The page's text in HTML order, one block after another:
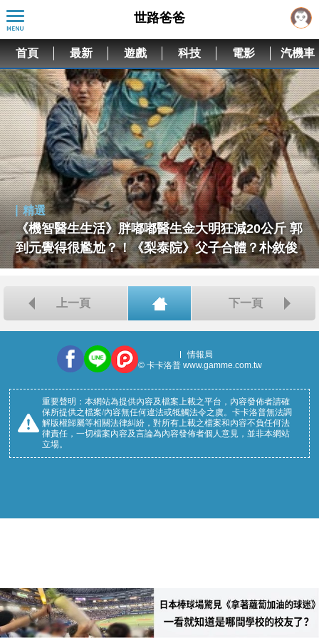
世路爸爸
首頁 最新 遊戲 科技 電影 汽機車
精選
上一頁 回首頁
下一頁
情報局
© 卡卡洛普 www.gamme.com.tw
重要聲明：本網站為提供內容及檔案上載之平台，內容發佈者請確
保所提供之檔案/內容無任何違法或牴觸法令之虞。卡卡洛普無法調
解版權歸屬等相關法律糾紛，對所有上載之檔案和內容不負任何法
律責任，一切檔案內容及言論為內容發佈者個人意見，並非本網站
立場。